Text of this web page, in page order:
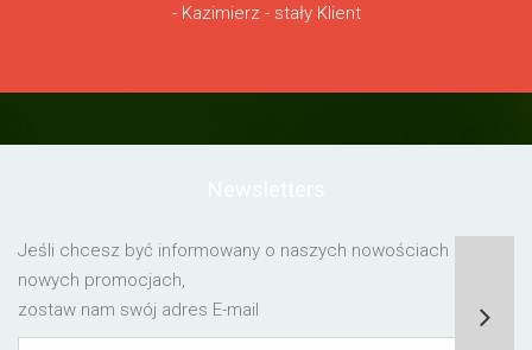
- Kazimierz - stały Klient
Jeśli chcesz być informowany o naszych nowościach lub o
nowych promocjach,
zostaw nam swój adres E-mail